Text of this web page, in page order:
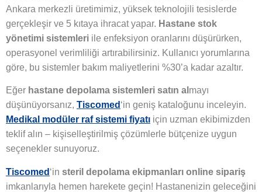
Ankara merkezli üretimimiz, yüksek teknolojili tesislerde
gerçekleşir ve 5 kıtaya ihracat yapar. Hastane stok
yönetimi sistemleri ile enfeksiyon oranlarını düşürürken,
operasyonel verimliliği artırabilirsiniz. Kullanıcı yorumlarına
göre, bu sistemler bakım maliyetlerini %30’a kadar azaltır.
Eğer hastane depolama sistemleri satın al mayı
düşünüyorsanız, Tiscomed ‘in geniş kataloğunu inceleyin.
Medikal modüler raf sistemi fiyatı için uzman ekibimizden
teklif alın – kişiselleştirilmiş çözümlerle bütçenize uygun
seçenekler sunuyoruz.
Tiscomed ‘in steril depolama ekipmanları online sipariş
imkanlarıyla hemen harekete geçin! Hastanenizin geleceğini